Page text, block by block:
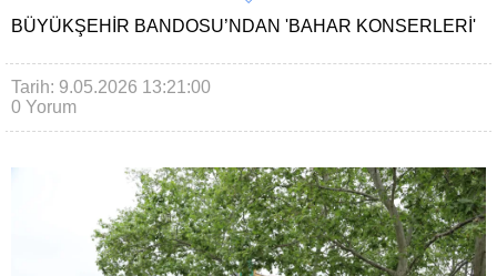
BÜYÜKŞEHIR BANDOSU’NDAN 'BAHAR KONSERLERI'
Tarih: 9.05.2026 13:21:00
0 Yorum